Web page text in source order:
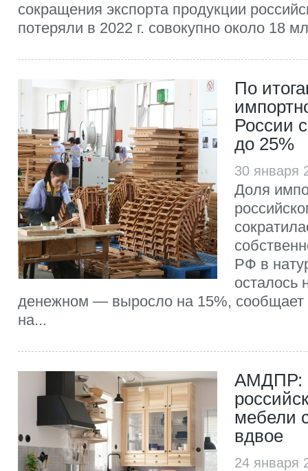
сокращения экспорта продукции
потеряли в 2022 г. совокупно около 18
По
России
до 25%
30
Доля
РФ в
осталось
денежном — выросло на 15%,
на...
АМДПР:
мебели
вдвое
24